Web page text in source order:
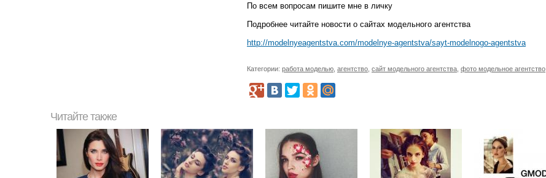
По всем вопросам пишите мне в личку
Подробнее читайте новости о сайтах модельного агентства
http://modelnyeagentstva.com/modelnye-agentstva/sayt-modelnogo-agentstva
Категории: работа моделью агентство сайт модельного агентства фото модельное агентство
Читайте также